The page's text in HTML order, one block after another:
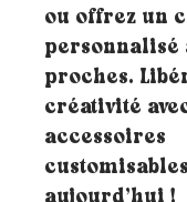
ou offrez un
personnalisé
proches.
créativité
accessoires
aujourd’hui !